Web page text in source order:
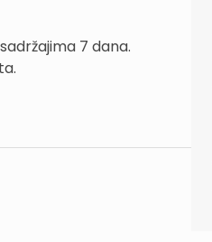
7 dana.